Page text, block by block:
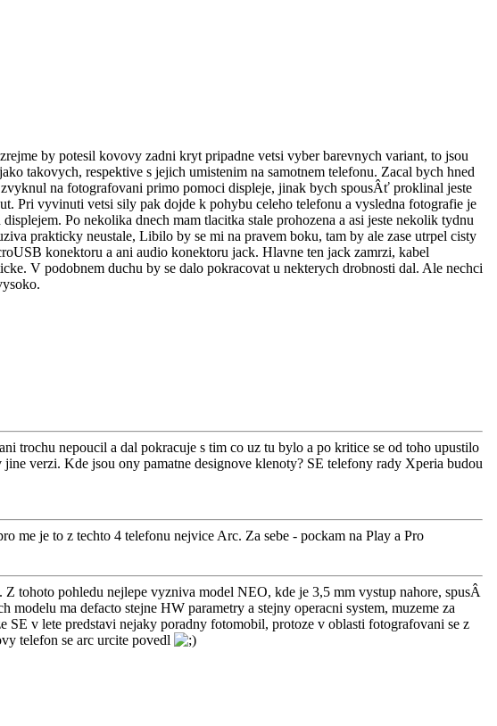
by potesil kovovy zadni kryt pripadne vetsi vyber barevnych variant, to jsou
takovych, respektive s jejich umistenim na samotnem telefonu. Zacal bych hned
zvyknul na fotografovani primo pomoci displeje, jinak bych spousÂť proklinal jeste
Pri vyvinuti vetsi sily pak dojde k pohybu celeho telefonu a vysledna fotografie je
Po nekolika dnech mam tlacitka stale prohozena a asi jeste nekolik tydnu
prakticky neustale, Libilo by se mi na pravem boku, tam by ale zase utrpel cisty
konektoru a ani audio konektoru jack. Hlavne ten jack zamrzi, kabel
V podobnem duchu by se dalo pokracovat u nekterych drobnosti dal. Ale nechci
trochu nepoucil a dal pokracuje s tim co uz tu bylo a po kritice se od toho upustilo
verzi. Kde jsou ony pamatne designove klenoty? SE telefony rady Xperia budou
me je to z techto 4 telefonu nejvice Arc. Za sebe - pockam na Play a Pro
tohoto pohledu nejlepe vyzniva model NEO, kde je 3,5 mm vystup nahore, spusÂ
ma defacto stejne HW parametry a stejny operacni system, muzeme za
v lete predstavi nejaky poradny fotomobil, protoze v oblasti fotografovani se z
telefon se arc urcite povedl